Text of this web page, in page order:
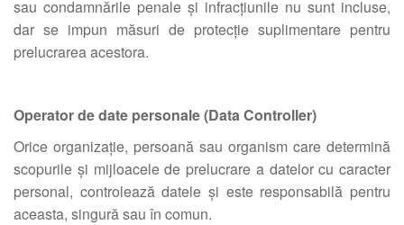
sau condamnările penale și infracțiunile nu sunt incluse,
dar se impun măsuri de protecție suplimentare pentru
prelucrarea acestora.
Operator de date personale (Data Controller)
Orice organizație, persoană sau organism care determină
scopurile și mijloacele de prelucrare a datelor cu caracter
personal, controlează datele și este responsabilă pentru
aceasta, singură sau în comun.